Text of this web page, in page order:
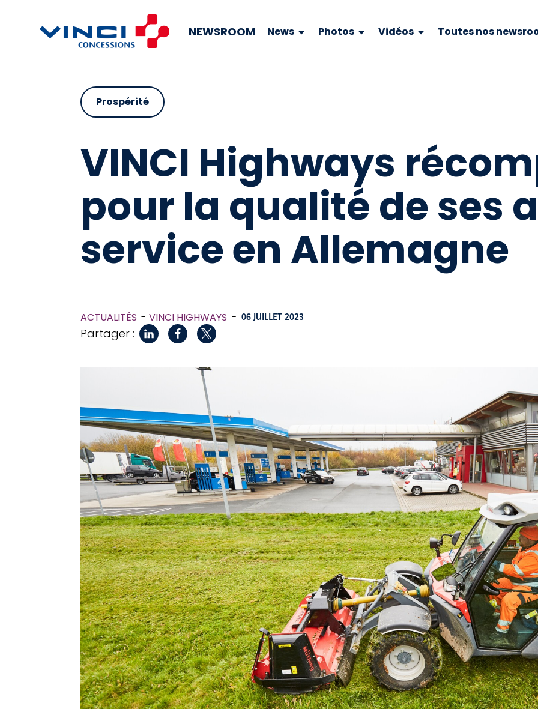
NEWSROOM News Photos Vidéos Toutes nos
Prospérité
VINCI Highways
pour la qualité de ses
service en Allemagne
ACTUALITÉS VINCI HIGHWAYS - 06 JUILLET 2023
Partager :